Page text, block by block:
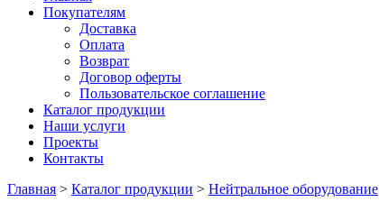
Покупателям
Доставка
Оплата
Возврат
Договор оферты
Пользовательское соглашение
Каталог продукции
Наши услуги
Проекты
Контакты
Главная > Каталог продукции > Нейтральное оборудование